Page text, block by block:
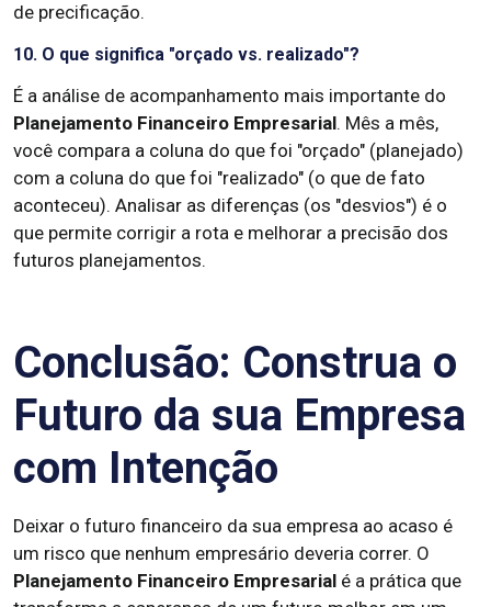
de precificação.
10. O que significa "orçado vs. realizado"?
É a análise de acompanhamento mais importante do
Planejamento Financeiro Empresarial. Mês a mês,
você compara a coluna do que foi "orçado" (planejado)
com a coluna do que foi "realizado" (o que de fato
aconteceu). Analisar as diferenças (os "desvios") é o
que permite corrigir a rota e melhorar a precisão dos
futuros planejamentos.
Conclusão: Construa o
Futuro da sua Empresa
com Intenção
Deixar o futuro financeiro da sua empresa ao acaso é
um risco que nenhum empresário deveria correr. O
Planejamento Financeiro Empresarial é a prática que